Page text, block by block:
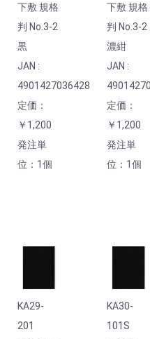
下敷 規格
判 No.3-2
黒
JAN :
4901427036428
定価：
￥1,200
発注単
位：1個
下敷 規格
判 No.3-2
濃紺
JAN :
定価：
￥1,200
発注単
位：1個
KA29-
201
KA30-
101S